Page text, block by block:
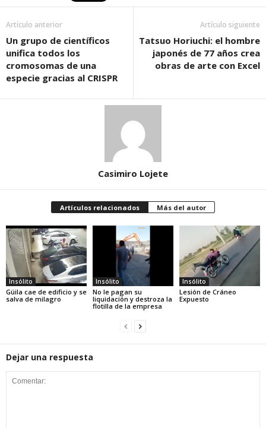
Artículo anterior
Un grupo de científicos
unifica todos los
cromosomas de una
especie gracias al CRISPR
Artículo siguiente
Tatsuo Horiuchi: el hombre
japonés de 77 años crea
obras de arte con Excel
Casimiro Lojete
Artículos relacionados Más del autor
Insólito
Güila cae de edificio y se
salva de milagro
Insólito
No le pagan su
liquidación y destroza la
flotilla de la empresa
Insólito
Lesión de Cráneo
Expuesto
Dejar una respuesta